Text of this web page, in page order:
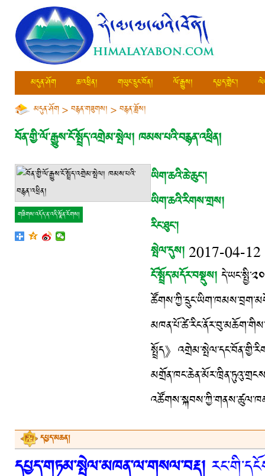
མདུན་ཤོག ཆ་འཕྲིན། གཡུང་དྲུང་བོན། ལོ་རྒྱུས། དཔྱད་གླེང་།
མདུན་ཤོག>བརྙན་གཟུགས། >བརྙན་ཟློས།
བོན་གྱི་ལོ་རྒྱུས་ངོ་སྤྲོད་འགྲེམ་སྤེལ། ཁམས་པའི་བརྙན་འཕྲིན།
གཟིགས་འདོད་ན་འདི་སྣོན་རོགས།
ཡིག་ཆའི་ཆེ་ཆུང་།
ཡིག་ཆའི་རིགས་གྲས།
རིང་ཐུང་།
སྤེལ་དུས།2017-04-12
ངོ་སྤྲོད་མདོར་བསྡུས།
སྤྲོད》
དཔྱད་མཆན།
དཔྱད་གཏམ་སྤེལ་མཁན་ལ་གསལ་བརྡ།